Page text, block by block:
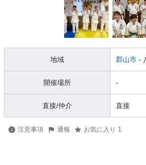
地域 郡山市 -
開催場所 -
直接/仲介 直接
注意事項 通報 お気に入り 1